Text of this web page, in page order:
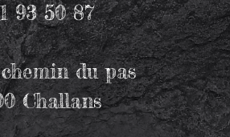
93 50 87
du pas
Challans